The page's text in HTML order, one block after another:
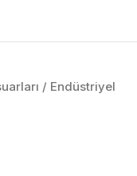
/ Endüstriyel